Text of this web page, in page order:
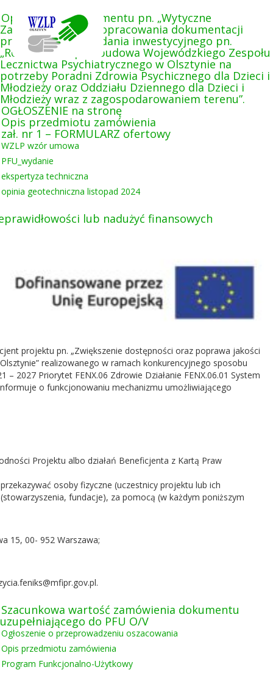
Opracowanie dokumentu pn. „Wytyczne
Zamawiającego do opracowania dokumentacji
projektowej” dla zadania inwestycyjnego pn.
„Rozbudowa i przebudowa Wojewódzkiego Zespołu
Lecznictwa Psychiatrycznego w Olsztynie na
potrzeby Poradni Zdrowia Psychicznego dla Dzieci i
Młodzieży oraz Oddziału Dziennego dla Dzieci i
Młodzieży wraz z zagospodarowaniem terenu”.
OGŁOSZENIE na stronę
Opis przedmiotu zamówienia
zał. nr 1 – FORMULARZ ofertowy
WZLP wzór umowa
PFU_wydanie
ekspertyza techniczna
opinia geotechniczna listopad 2024
lub nadużyć finansowych
projektu pn. „Zwiększenie dostępności oraz poprawa jakości
realizowanego w ramach konkurencyjnego sposobu
2027 Priorytet FENX.06 Zdrowie Działanie FENX.06.01 System
o funkcjonowaniu mechanizmu umożliwiającego
Projektu albo działań Beneficjenta z Kartą Praw
osoby fizyczne (uczestnicy projektu lub ich
fundacje), za pomocą (w każdym poniższym
15, 00- 952 Warszawa;
Szacunkowa wartość zamówienia dokumentu
uzupełniającego do PFU O/V
Ogłoszenie o przeprowadzeniu oszacowania
Opis przedmiotu zamówienia
Program Funkcjonalno-Użytkowy